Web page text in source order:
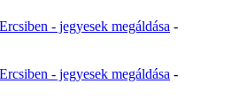
- jegyesek megáldása -
- jegyesek megáldása -